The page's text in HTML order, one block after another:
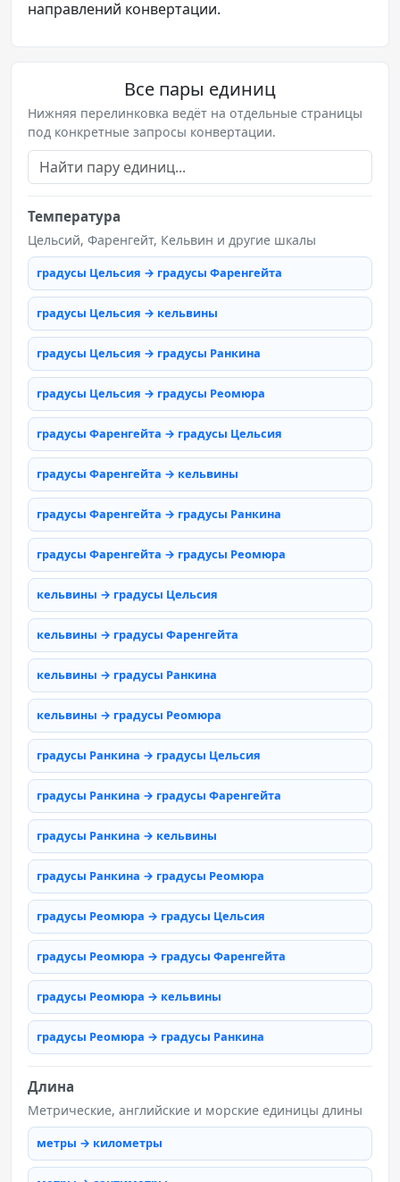
направлений конвертации.
Все пары единиц
Нижняя перелинковка ведёт на отдельные страницы
под конкретные запросы конвертации.
Температура
Цельсий, Фаренгейт, Кельвин и другие шкалы
градусы Цельсия → градусы Фаренгейта
градусы Цельсия → кельвины
градусы Цельсия → градусы Ранкина
градусы Цельсия → градусы Реомюра
градусы Фаренгейта → градусы Цельсия
градусы Фаренгейта → кельвины
градусы Фаренгейта → градусы Ранкина
градусы Фаренгейта → градусы Реомюра
кельвины → градусы Цельсия
кельвины → градусы Фаренгейта
кельвины → градусы Ранкина
кельвины → градусы Реомюра
градусы Ранкина → градусы Цельсия
градусы Ранкина → градусы Фаренгейта
градусы Ранкина → кельвины
градусы Ранкина → градусы Реомюра
градусы Реомюра → градусы Цельсия
градусы Реомюра → градусы Фаренгейта
градусы Реомюра → кельвины
градусы Реомюра → градусы Ранкина
Длина
Метрические, английские и морские единицы длины
метры → километры